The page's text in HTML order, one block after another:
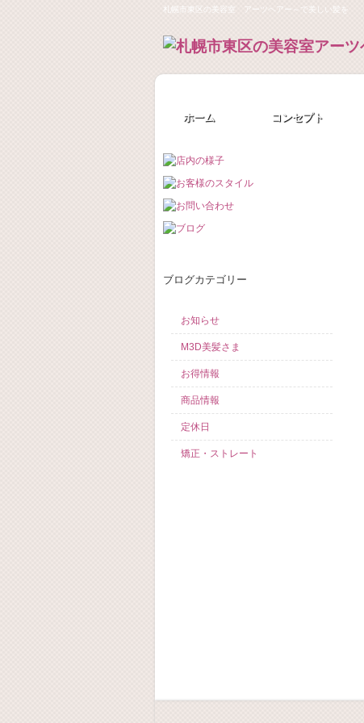
札幌市東区の美容室 アーツヘアー～で美しい髪を
ホーム コンセプト
ブログカテゴリー
お知らせ
M3D美髪さま
お得情報
商品情報
定休日
矯正・ストレート